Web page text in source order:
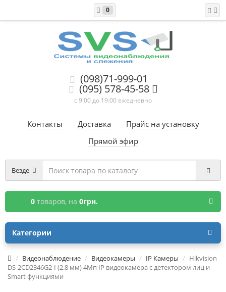
0
(098)71-999-01
(095) 578-45-58
с 9:00 до 19:00 ежедневно
Контакты Доставка
Прайс на установку
Прямой эфир
Везде
0 товаров, на 0грн.
Категории
Видеонаблюдение Видеокамеры IP Камеры
Hikvision
DS-2CD2346G2-I (2.8 мм) 4Мп IP видеокамера c детектором лиц и
Smart функциями